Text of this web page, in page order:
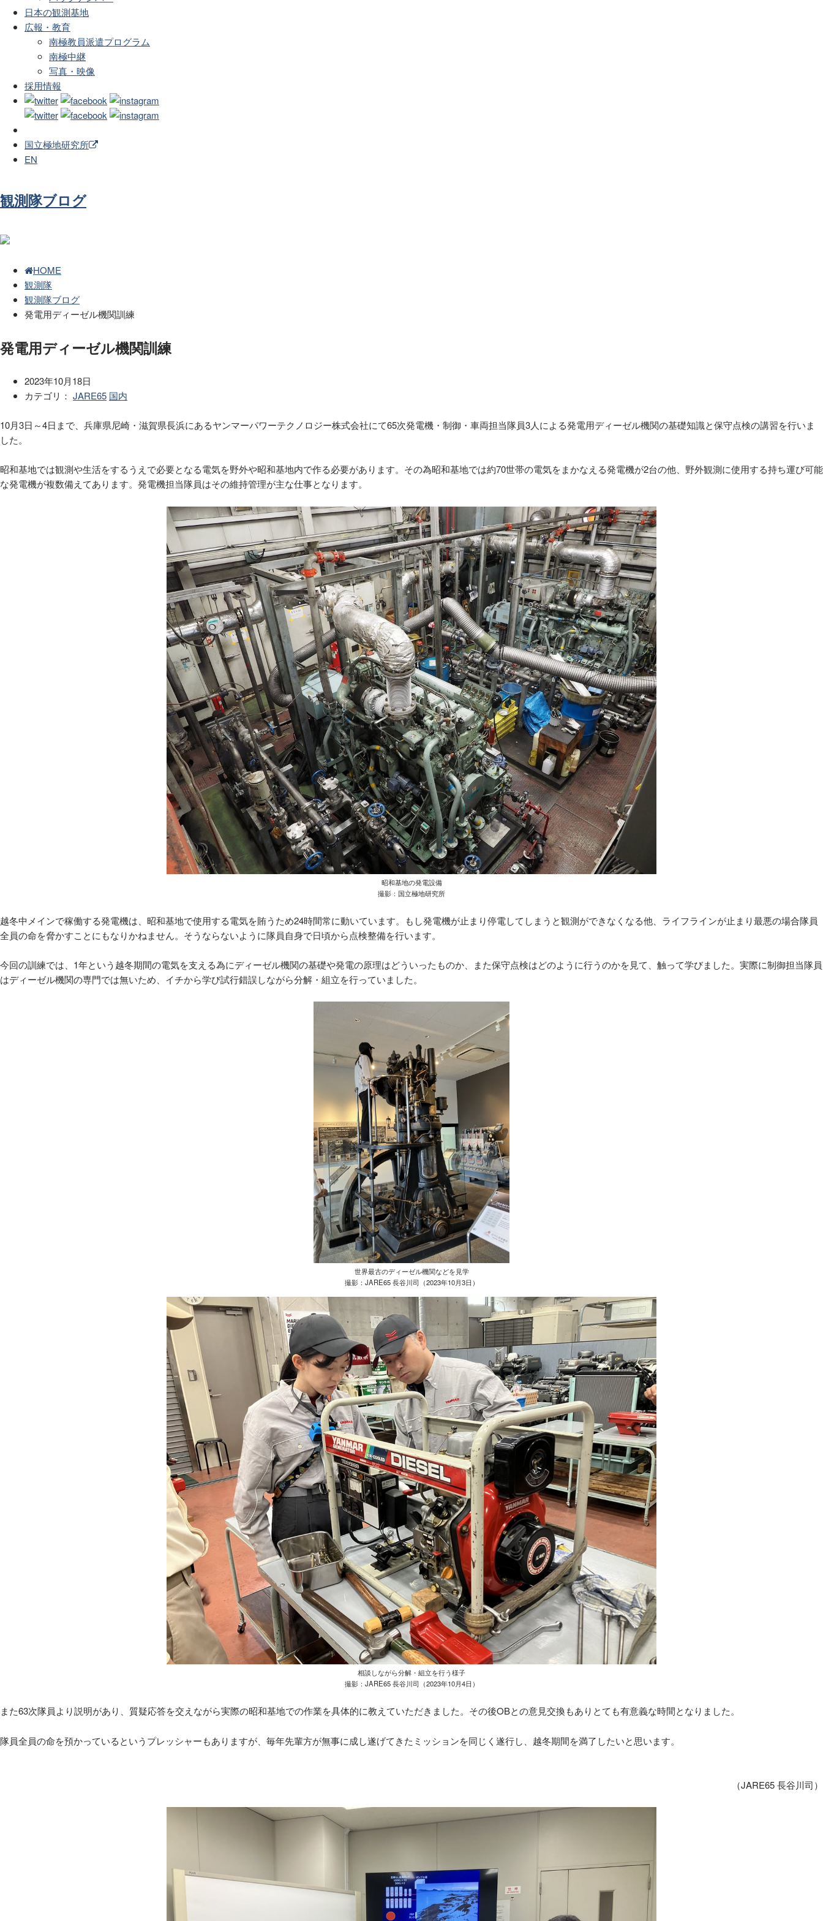
日本の観測基地
広報・教育
南極教員派遣プログラム
南極中継
写真・映像
採用情報
国立極地研究所
EN
観測隊ブログ
HOME
観測隊
観測隊ブログ
発電用ディーゼル機関訓練
発電用ディーゼル機関訓練
2023年10月18日
カテゴリ： JARE65 国内
10月3日～4日まで、兵庫県尼崎・滋賀県長浜にあるヤンマーパワーテクノロジー株式会社にて65次発電機・制御・車両担当隊員3人による発電用ディーゼル機関の基礎知識と保守点検の講習を行いま
した。
昭和基地では観測や生活をするうえで必要となる電気を野外や昭和基地内で作る必要があります。その為昭和基地では約70世帯の電気をまかなえる発電機が2台の他、野外観測に使用する持ち運び可能
な発電機が複数備えてあります。発電機担当隊員はその維持管理が主な仕事となります。
昭和基地の発電設備
撮影：国立極地研究所
越冬中メインで稼働する発電機は、昭和基地で使用する電気を賄うため24時間常に動いています。もし発電機が止まり停電してしまうと観測ができなくなる他、ライフラインが止まり最悪の場合隊員
全員の命を脅かすことにもなりかねません。そうならないように隊員自身で日頃から点検整備を行います。
今回の訓練では、1年という越冬期間の電気を支える為にディーゼル機関の基礎や発電の原理はどういったものか、また保守点検はどのように行うのかを見て、触って学びました。実際に制御担当隊員
はディーゼル機関の専門では無いため、イチから学び試行錯誤しながら分解・組立を行っていました。
世界最古のディーゼル機関などを見学
撮影：JARE65 長谷川司（2023年10月3日）
相談しながら分解・組立を行う様子
撮影：JARE65 長谷川司（2023年10月4日）
また63次隊員より説明があり、質疑応答を交えながら実際の昭和基地での作業を具体的に教えていただきました。その後OBとの意見交換もありとても有意義な時間となりました。
隊員全員の命を預かっているというプレッシャーもありますが、毎年先輩方が無事に成し遂げてきたミッションを同じく遂行し、越冬期間を満了したいと思います。
（JARE65 長谷川司）